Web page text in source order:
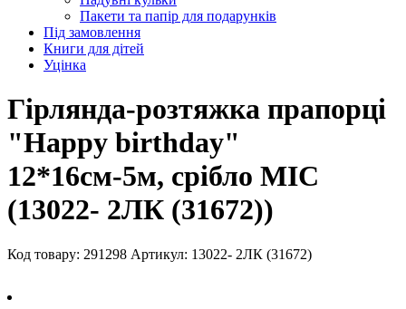
Пакети та папір для подарунків
Під замовлення
Книги для дітей
Уцінка
Гірлянда-розтяжка прапорці
"Happy birthday"
12*16см-5м, срібло MIC
(13022- 2ЛК (31672))
Код товару: 291298 Артикул: 13022- 2ЛК (31672)